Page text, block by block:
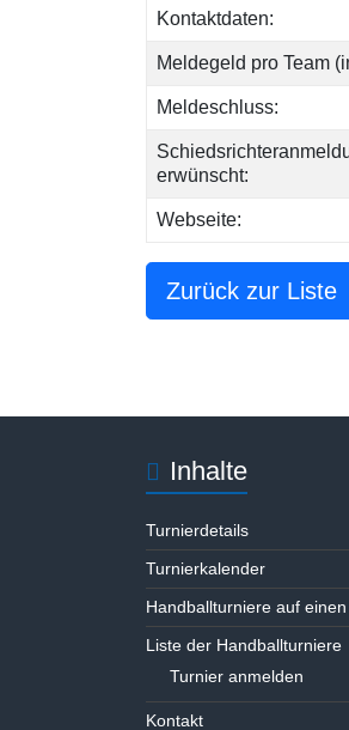
Kontaktdaten:
Meldegeld pro Team
Meldeschluss:
erwünscht:
Webseite:
Zurück zur Liste
Inhalte
Turnierdetails
Turnierkalender
Handballturniere auf
Liste der Handballturniere
Turnier anmelden
Kontakt